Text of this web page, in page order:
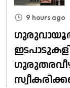
9 hours ago
ഗുരുവായൂർ